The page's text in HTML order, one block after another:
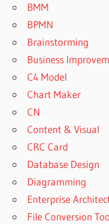
BMM
BPMN
Brainstorming
Business
C4 Model
Chart Maker
CN
Content & Visual
CRC Card
Database Design
Diagramming
Enterprise
File Conversion